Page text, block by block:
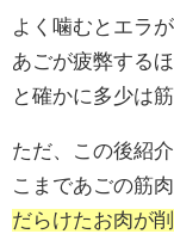
よく噛むとエラ
あごが疲弊する
と確かに多少は
ただ、この後紹
こまであごの筋
だらけたお肉が